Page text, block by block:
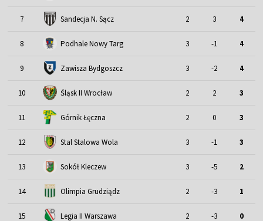
7 Sandecja N. Sącz 2 3 4
8 Podhale Nowy Targ 3 -1 4
9 Zawisza Bydgoszcz 3 -2 4
10 Śląsk II Wrocław 2 2 3
11 Górnik Łęczna 2 0 3
12 Stal Stalowa Wola 3 -1 3
13 Sokół Kleczew 3 -5 2
14 Olimpia Grudziądz 2 -3 1
15 Legia II Warszawa 2 -3 0